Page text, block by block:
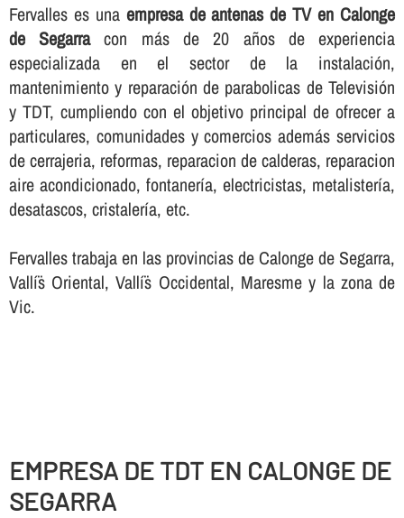
Fervalles es una empresa de antenas de TV en Calonge
de Segarracon más de 20 años de experiencia
especializada en el sector de la instalación,
mantenimiento y reparación de parabolicas de Televisión
y TDT, cumpliendo con el objetivo principal de ofrecer a
particulares, comunidades y comercios además servicios
de cerrajeria, reformas, reparacion de calderas, reparacion
aire acondicionado, fontanerí­a, electricistas, metalisterí­a,
desatascos, cristalerí­a, etc.
Fervalles trabaja en las provincias de Calonge de Segarra,
Vallí¨s Oriental, Vallí¨s Occidental, Maresme y la zona de
Vic.
EMPRESA DE TDT EN CALONGE DE
SEGARRA